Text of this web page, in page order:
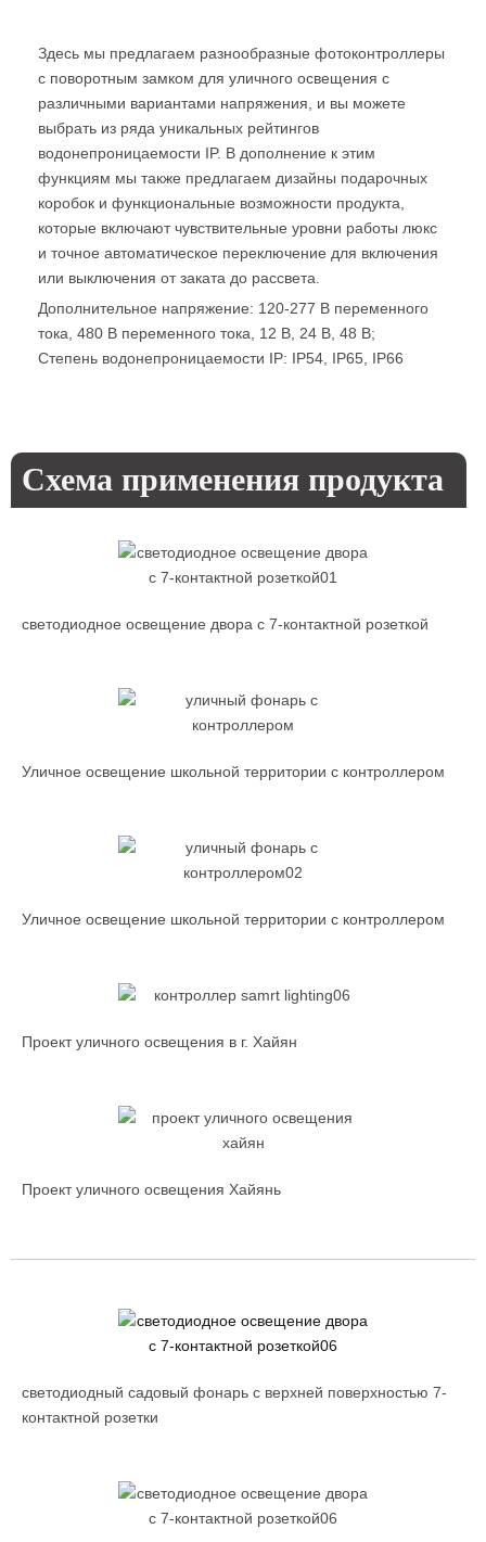
Здесь мы предлагаем разнообразные фотоконтроллеры
с поворотным замком для уличного освещения с
различными вариантами напряжения, и вы можете
выбрать из ряда уникальных рейтингов
водонепроницаемости IP. В дополнение к этим
функциям мы также предлагаем дизайны подарочных
коробок и функциональные возможности продукта,
которые включают чувствительные уровни работы люкс
и точное автоматическое переключение для включения
или выключения от заката до рассвета.
Дополнительное напряжение: 120-277 В переменного
тока, 480 В переменного тока, 12 В, 24 В, 48 В;
Степень водонепроницаемости IP: IP54, IP65, IP66
Схема применения продукта
светодиодное освещение двора с 7-контактной розеткой
Уличное освещение школьной территории с контроллером
Уличное освещение школьной территории с контроллером
Проект уличного освещения в г. Хайян
Проект уличного освещения Хайянь
светодиодный садовый фонарь с верхней поверхностью 7-
контактной розетки